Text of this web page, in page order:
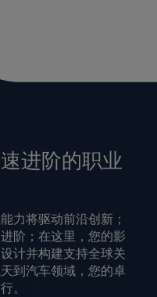
进阶的职业
力将驱动前沿创新；
阶；在这里，您的影
计并构建支持全球关
到汽车领域，您的卓
。